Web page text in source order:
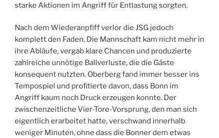
starke Aktionen im Angriff für Entlastung sorgten.
Nach dem Wiederanpfiff verlor die JSG jedoch
komplett den Faden. Die Mannschaft kam nicht mehr in
ihre Abläufe, vergab klare Chancen und produzierte
zahlreiche unnötige Ballverluste, die die Gäste
konsequent nutzten. Oberberg fand immer besser ins
Tempospiel und profitierte davon, dass Bonn im
Angriff kaum noch Druck erzeugen konnte. Der
zwischenzeitliche Vier-Tore-Vorsprung, den man sich
eigentlich erarbeitet hatte, verschwand innerhalb
weniger Minuten, ohne dass die Bonner dem etwas